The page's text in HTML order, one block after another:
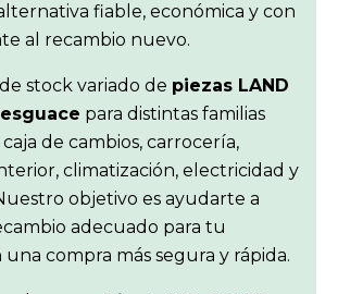
fiable, económica y con
al recambio nuevo.
stock variado de piezas LAND
para distintas familias
de cambios, carrocería,
climatización, electricidad y
objetivo es ayudarte a
adecuado para tu
compra más segura y rápida.